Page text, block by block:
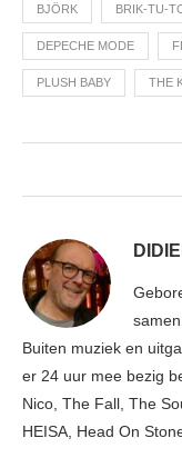
BJÖRK BRIK-TU-
DEPECHE MODE
PLUSH BABY THE
Buiten muziek en
er 24 uur mee bezig
Nico, The Fall, The
HEISA, Head On